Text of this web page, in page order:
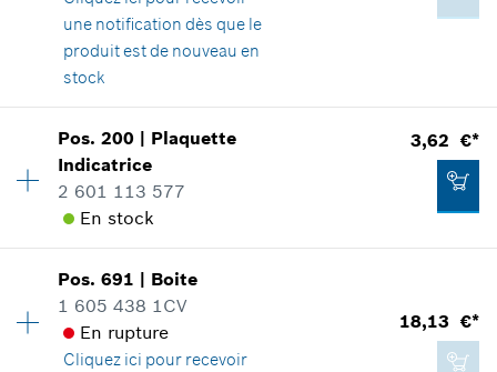
11,27 €*
*Tous les prix sont TTC hors frais de port
Ajouter au panier
1,80 €*
*Tous les prix sont TTC hors frais de port
Ajouter au panier
une notification dès que le
produit est de nouveau en
stock
Disponibilité 1
Groupe de prix
Informations pièces détachées
Adaptable sur outils
Positionner dans la vue éclatée
Pos.200 | Plaquette
Indicatrice
2 601 113 577
En stock
3,62 €*
Disponibilité 1
Groupe de prix
Informations pièces détachées
Adaptable sur outils
Pos.691 | Boite
1 605 438 1CV
En rupture
Cliquez ici pour recevoir
18,13 €*